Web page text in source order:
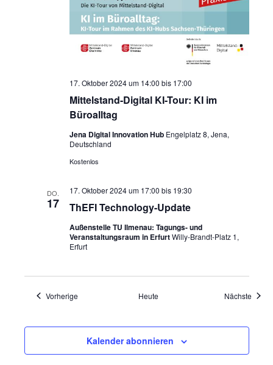
Mittelstand-Digital KI-Tour: KI im
Büroalltag
17. Oktober 2024 um 14:00 bis 17:00
Jena Digital Innovation Hub Engelplatz 8, Jena,
Deutschland
Kostenlos
DO.
17 ThEFI Technology-Update
17. Oktober 2024 um 17:00 bis 19:30
Außenstelle TU Ilmenau: Tagungs- und
Veranstaltungsraum in ErfurtWilly-Brandt-Platz 1,
Erfurt
VorherigeVeranstaltungen Heute Nächste
Kalender abonnieren